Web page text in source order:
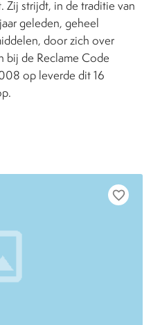
Zij strijdt, in de traditie van
geleden, geheel
door zich over
bij de Reclame Code
op leverde dit 16
favorite_border